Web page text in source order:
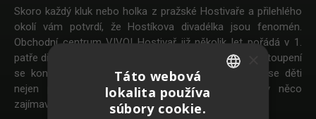
Skoro každý kluk nebo holka z pražské Hostivaře a přilehlého
okolí vám potvrdí, že Hostíkova divadélka jsou fenomén.
Obchodní centrum VIVO! Hostivař již několik let pořádá v 1.
patře divadelní představení pro nejmenší publikum. Vystoupení
se konají každé úterý a jsou koncipována tak, aby se děti
nejen pobavily, ale aby se i poučily a dozvěděly něco
zajímavého.
Táto webová
lokalita používa
súbory cookie.